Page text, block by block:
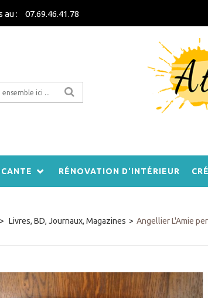
au : 07.69.46.41.78
RÉNOVATION D'INTÉRIEUR
> Livres, BD, Journaux, Magazines > Angellier L'Amie